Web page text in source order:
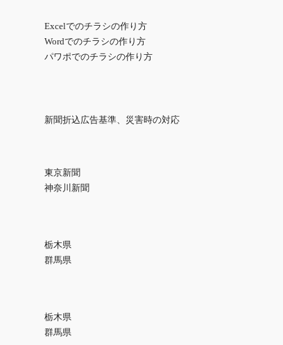
Excelでのチラシの作り方
Wordでのチラシの作り方
パワポでのチラシの作り方
新聞折込広告基準、災害時の対応
東京新聞
神奈川新聞
栃木県
群馬県
栃木県
群馬県